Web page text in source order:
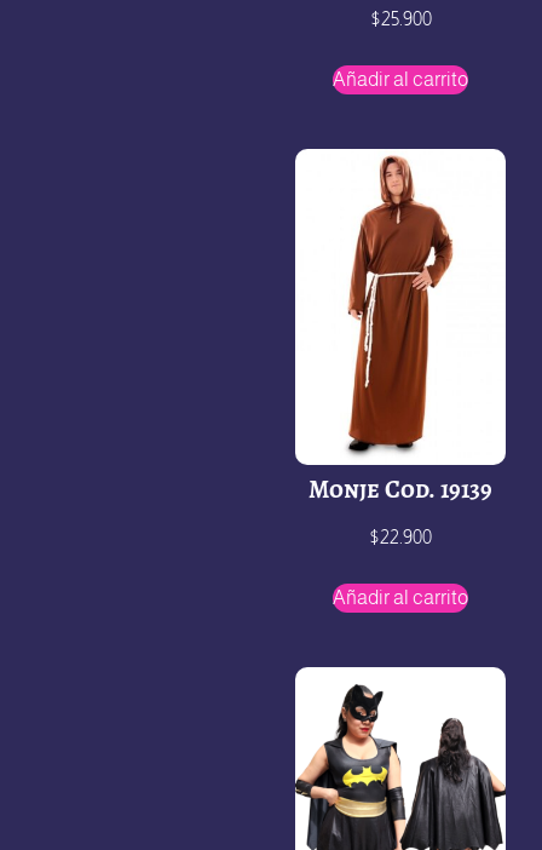
$25.900
Añadir al carrito
Monje Cod. 19139
$22.900
Añadir al carrito